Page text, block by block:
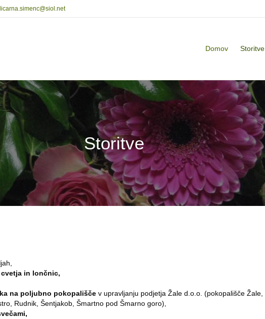
Domov Storitve
Storitve
in lončnic,
na poljubno pokopališče v upravljanju podjetja Žale d.o.o. (pokopališče Žale,
Rudnik, Šentjakob, Šmartno pod Šmarno goro),